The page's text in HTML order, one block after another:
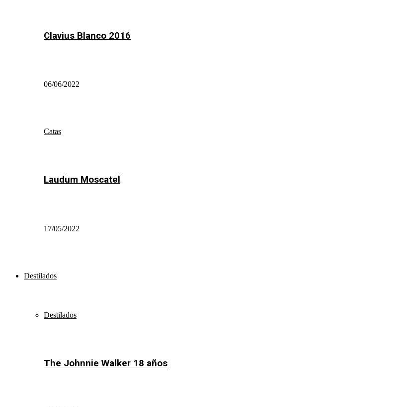
Clavius Blanco 2016
06/06/2022
Catas
Laudum Moscatel
17/05/2022
Destilados
Destilados
The Johnnie Walker 18 años